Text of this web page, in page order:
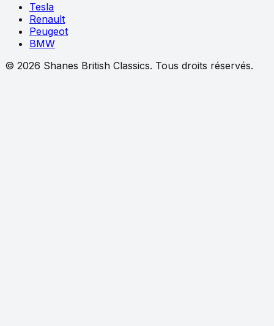
Tesla
Renault
Peugeot
BMW
© 2026 Shanes British Classics. Tous droits réservés.